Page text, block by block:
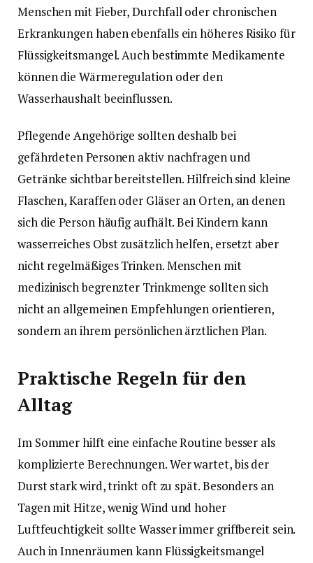
Menschen mit Fieber, Durchfall oder chronischen
Erkrankungen haben ebenfalls ein höheres Risiko für
Flüssigkeitsmangel. Auch bestimmte Medikamente
können die Wärmeregulation oder den
Wasserhaushalt beeinflussen.
Pflegende Angehörige sollten deshalb bei
gefährdeten Personen aktiv nachfragen und
Getränke sichtbar bereitstellen. Hilfreich sind kleine
Flaschen, Karaffen oder Gläser an Orten, an denen
sich die Person häufig aufhält. Bei Kindern kann
wasserreiches Obst zusätzlich helfen, ersetzt aber
nicht regelmäßiges Trinken. Menschen mit
medizinisch begrenzter Trinkmenge sollten sich
nicht an allgemeinen Empfehlungen orientieren,
sondern an ihrem persönlichen ärztlichen Plan.
Praktische Regeln für den
Alltag
Im Sommer hilft eine einfache Routine besser als
komplizierte Berechnungen. Wer wartet, bis der
Durst stark wird, trinkt oft zu spät. Besonders an
Tagen mit Hitze, wenig Wind und hoher
Luftfeuchtigkeit sollte Wasser immer griffbereit sein.
Auch in Innenräumen kann Flüssigkeitsmangel